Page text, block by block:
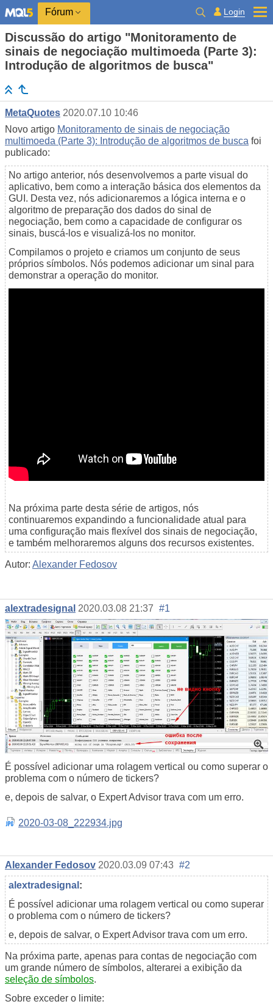
Fórum Login
Discussão do artigo "Monitoramento de
sinais de negociação multimoeda (Parte 3):
Introdução de algoritmos de busca"
MetaQuotes 2020.07.10 10:46
Novo artigo Monitoramento de sinais de negociação
multimoeda (Parte 3): Introdução de algoritmos de busca foi
publicado:
No artigo anterior, nós desenvolvemos a parte visual do
aplicativo, bem como a interação básica dos elementos da
GUI. Desta vez, nós adicionaremos a lógica interna e o
algoritmo de preparação dos dados do sinal de
negociação, bem como a capacidade de configurar os
sinais, buscá-los e visualizá-los no monitor.
Compilamos o projeto e criamos um conjunto de seus
próprios símbolos. Nós podemos adicionar um sinal para
demonstrar a operação do monitor.
Na próxima parte desta série de artigos, nós
continuaremos expandindo a funcionalidade atual para
uma configuração mais flexível dos sinais de negociação,
e também melhoraremos alguns dos recursos existentes.
Autor: Alexander Fedosov
alextradesignal 2020.03.08 21:37 #1
É possível adicionar uma rolagem vertical ou como superar o
problema com o número de tickers?
e, depois de salvar, o Expert Advisor trava com um erro.
2020-03-08_222934.jpg
Alexander Fedosov 2020.03.09 07:43 #2
alextradesignal :
É possível adicionar uma rolagem vertical ou como superar
o problema com o número de tickers?
e, depois de salvar, o Expert Advisor trava com um erro.
Na próxima parte, apenas para contas de negociação com
um grande número de símbolos, alterarei a exibição da
seleção de símbolos.
Sobre exceder o limite: